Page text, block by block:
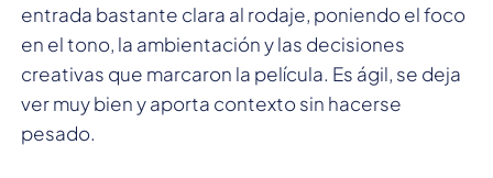
entrada bastante clara al rodaje, poniendo el foco
en el tono, la ambientación y las decisiones
creativas que marcaron la película. Es ágil, se deja
ver muy bien y aporta contexto sin hacerse
pesado.